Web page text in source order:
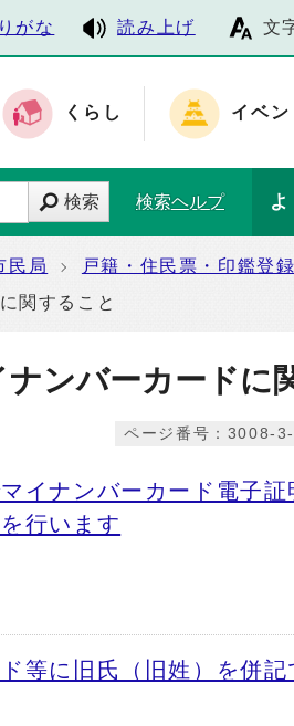
がな 読み上げ 文
くらし イベン
検索 検索ヘルプ
民局
戸籍・住民票・印鑑登録
関すること
ンバーカードに
ページ番号：3008-
イナンバーカード電子証
行います
等に旧氏（旧姓）を併記